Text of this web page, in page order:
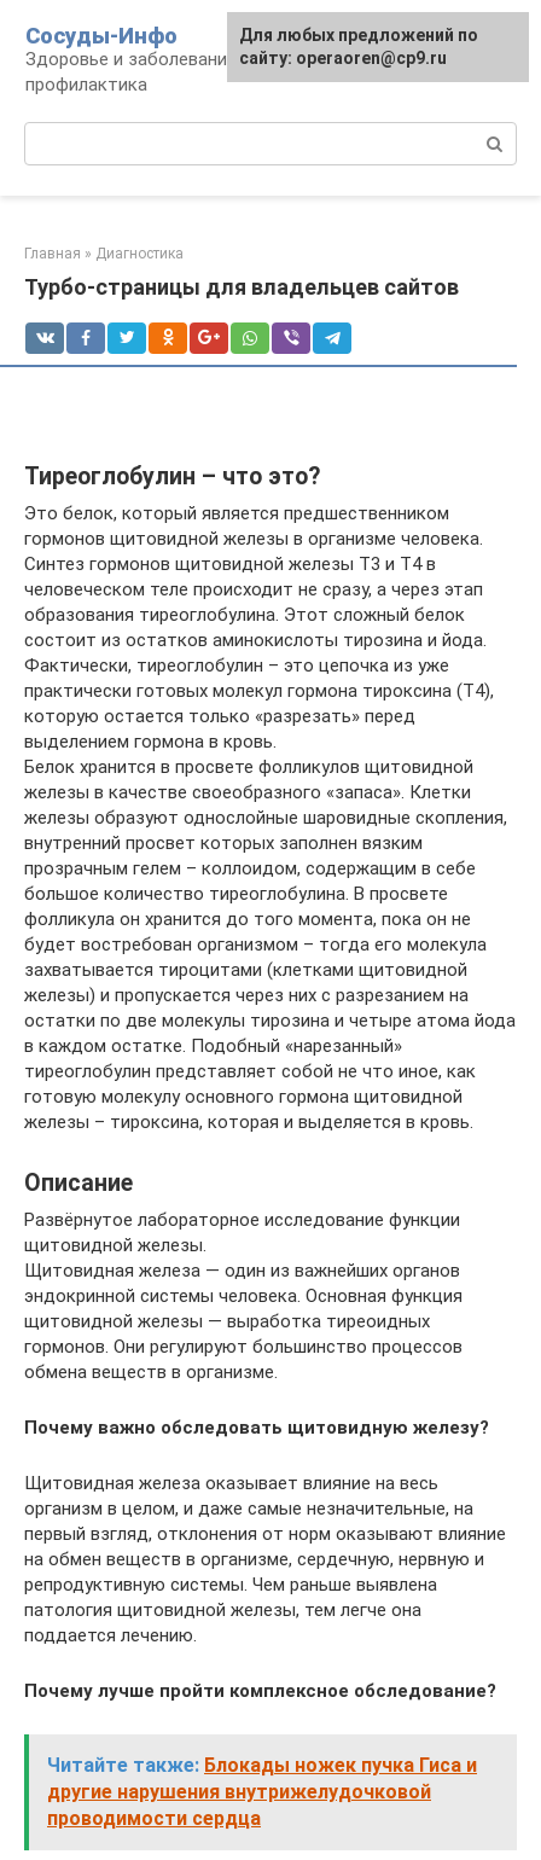
контенту
Сосуды-Инфо
Здоровье и заболевания сосудов и сердца,
профилактика
Главная » Диагностика
Турбо-страницы для владельцев сайтов
Тиреоглобулин – что это?
Это белок, который является предшественником
гормонов щитовидной железы в организме человека.
Синтез гормонов щитовидной железы Т3 и Т4 в
человеческом теле происходит не сразу, а через этап
образования тиреоглобулина. Этот сложный белок
состоит из остатков аминокислоты тирозина и йода.
Фактически, тиреоглобулин – это цепочка из уже
практически готовых молекул гормона тироксина (Т4),
которую остается только «разрезать» перед
выделением гормона в кровь.
Белок хранится в просвете фолликулов щитовидной
железы в качестве своеобразного «запаса». Клетки
железы образуют однослойные шаровидные скопления,
внутренний просвет которых заполнен вязким
прозрачным гелем – коллоидом, содержащим в себе
большое количество тиреоглобулина. В просвете
фолликула он хранится до того момента, пока он не
будет востребован организмом – тогда его молекула
захватывается тироцитами (клетками щитовидной
железы) и пропускается через них с разрезанием на
остатки по две молекулы тирозина и четыре атома йода
в каждом остатке. Подобный «нарезанный»
тиреоглобулин представляет собой не что иное, как
готовую молекулу основного гормона щитовидной
железы – тироксина, которая и выделяется в кровь.
Описание
Развёрнутое лабораторное исследование функции
щитовидной железы.
Щитовидная железа — один из важнейших органов
эндокринной системы человека. Основная функция
щитовидной железы — выработка тиреоидных
гормонов. Они регулируют большинство процессов
обмена веществ в организме.
Почему важно обследовать щитовидную железу?
Щитовидная железа оказывает влияние на весь
организм в целом, и даже самые незначительные, на
первый взгляд, отклонения от норм оказывают влияние
на обмен веществ в организме, сердечную, нервную и
репродуктивную системы. Чем раньше выявлена
патология щитовидной железы, тем легче она
поддается лечению.
Почему лучше пройти комплексное обследование?
Читайте также: Блокады ножек пучка Гиса и
другие нарушения внутрижелудочковой
проводимости сердца
Для любых предложений по
сайту: operaoren@cp9.ru